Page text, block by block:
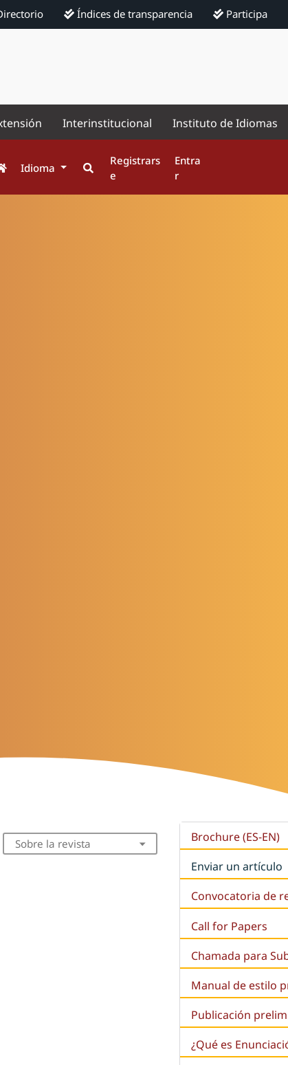
Índices de transparencia Participa
Interinstitucional Instituto de Idiomas
Idioma
Registrars
e
Entra
r
Sobre la revista
Brochure (ES-EN)
Enviar un artículo
Convocatoria de
Call for Papers
Chamada para
Manual de estilo
Publicación
¿Qué es